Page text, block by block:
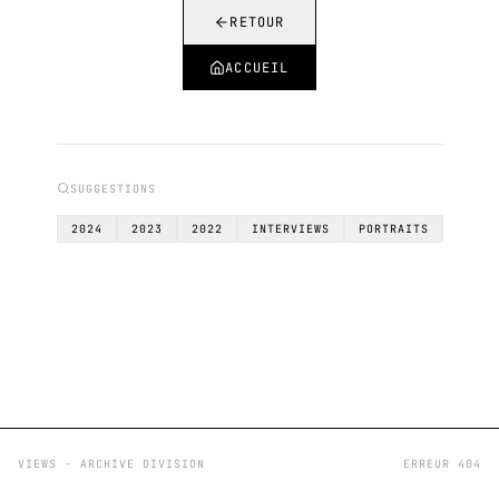
RETOUR
ACCUEIL
SUGGESTIONS
2024 2023 2022 INTERVIEWS PORTRAITS
VIEWS - ARCHIVE DIVISION ERREUR 404